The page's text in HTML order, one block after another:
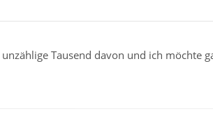
Tausend davon und ich möchte